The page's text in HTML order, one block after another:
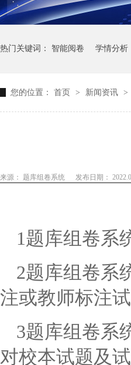
热门关键词： 智能阅卷 学情分析
您的位置： 首页 > 新闻资讯 >
来源： 题库组卷系统 发布日期：
1题库组卷系
2题库组卷系
注或教师标注
3题库组卷系
对校本试题及